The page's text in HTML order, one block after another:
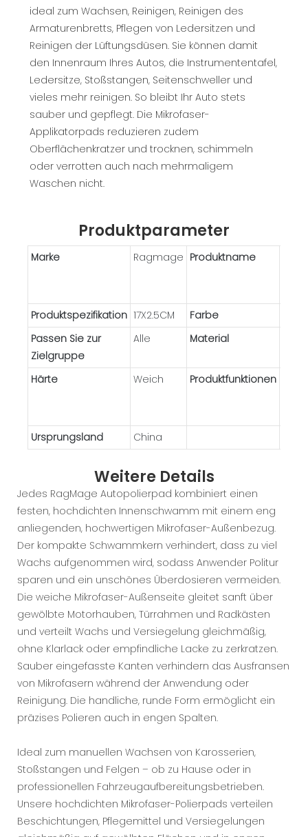
ideal zum Wachsen, Reinigen, Reinigen des
Armaturenbretts, Pflegen von Ledersitzen und
Reinigen der Lüftungsdüsen. Sie können damit
den Innenraum Ihres Autos, die Instrumententafel,
Ledersitze, Stoßstangen, Seitenschweller und
vieles mehr reinigen. So bleibt Ihr Auto stets
sauber und gepflegt. Die Mikrofaser-
Applikatorpads reduzieren zudem
Oberflächenkratzer und trocknen, schimmeln
oder verrotten auch nach mehrmaligem
Waschen nicht.
Produktparameter
Marke Ragmage Produktname
Produktspezifikation 17X2.5CM Farbe
Passen Sie zur
Zielgruppe
Alle Material
Härte
Weich Produktfunktionen
Ursprungsland
China
Weitere Details
Jedes RagMage Autopolierpad kombiniert einen
festen, hochdichten Innenschwamm mit einem eng
anliegenden, hochwertigen Mikrofaser-Außenbezug.
Der kompakte Schwammkern verhindert, dass zu viel
Wachs aufgenommen wird, sodass Anwender Politur
sparen und ein unschönes Überdosieren vermeiden.
Die weiche Mikrofaser-Außenseite gleitet sanft über
gewölbte Motorhauben, Türrahmen und Radkästen
und verteilt Wachs und Versiegelung gleichmäßig,
ohne Klarlack oder empfindliche Lacke zu zerkratzen.
Sauber eingefasste Kanten verhindern das Ausfransen
von Mikrofasern während der Anwendung oder
Reinigung. Die handliche, runde Form ermöglicht ein
präzises Polieren auch in engen Spalten.
Ideal zum manuellen Wachsen von Karosserien,
Stoßstangen und Felgen – ob zu Hause oder in
professionellen Fahrzeugaufbereitungsbetrieben.
Unsere hochdichten Mikrofaser-Polierpads verteilen
Beschichtungen, Pflegemittel und Versiegelungen